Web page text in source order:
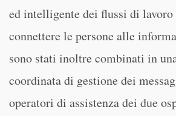
ed intelligente dei flussi di lavoro
connettere le persone alle
sono stati inoltre combinati in
coordinata di gestione dei
operatori di assistenza dei due